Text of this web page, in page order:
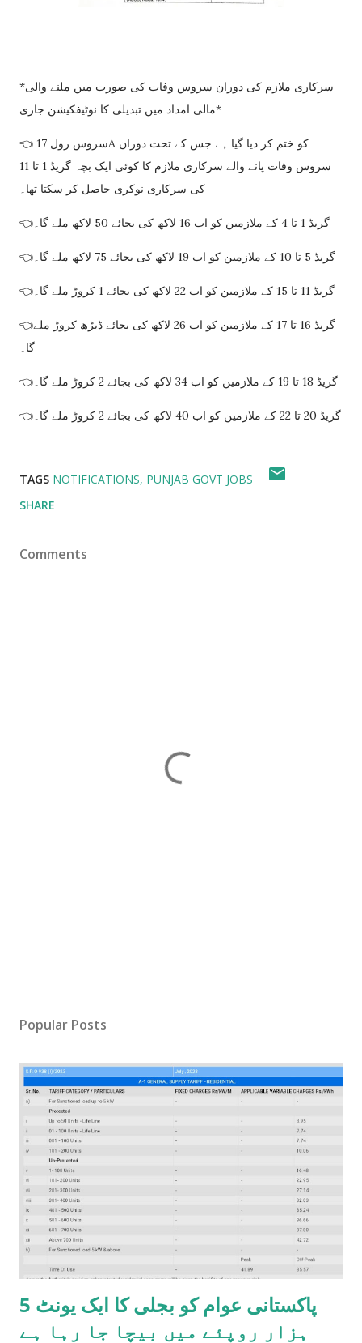
*سرکاری ملازم کی دوران سروس وفات کی صورت میں ملنے والی
مالی امداد میں تبدیلی کا نوٹیفکیشن جاری*
👈 سروس رول 17A کو ختم کر دیا گیا ہے جس کے تحت دوران
سروس وفات پانے والے سرکاری ملازم کا کوئی ایک بچہ گریڈ 1 تا 11
👈گریڈ 5 تا 10 کے ملازمین کو اب 19 لاکھ کی بجائے 75 لاکھ ملے گا۔
👈گریڈ 16 تا 17 کے ملازمین کو اب 26 لاکھ کی بجائے ڈیڑھ کروڑ ملے
گا۔
👈گریڈ 20 تا 22 کے ملازمین کو اب 40 لاکھ کی بجائے 2 کروڑ ملے گا۔
TAGS NOTIFICATIONS PUNJAB GOVT JOBS
SHARE
Comments
Popular Posts
پاکستانی عوام کو بجلی کا ایک یونٹ 5
ہزار روپئے میں بیچا جا رہا ہے